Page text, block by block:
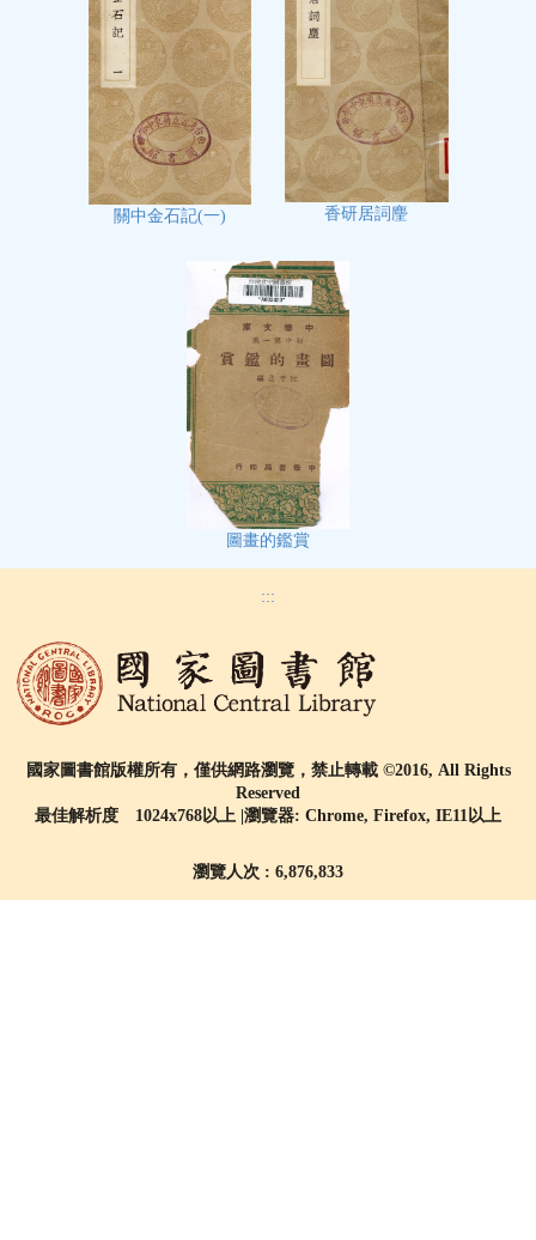
關中金石記(一) 香研居詞麈
圖畫的鑑賞
:::
國家圖書館版權所有，僅供網路瀏覽，禁止轉載 ©2016, All Rights
Reserved
最佳解析度 1024x768以上 |瀏覽器: Chrome, Firefox, IE11以上
瀏覽人次 : 6,876,833